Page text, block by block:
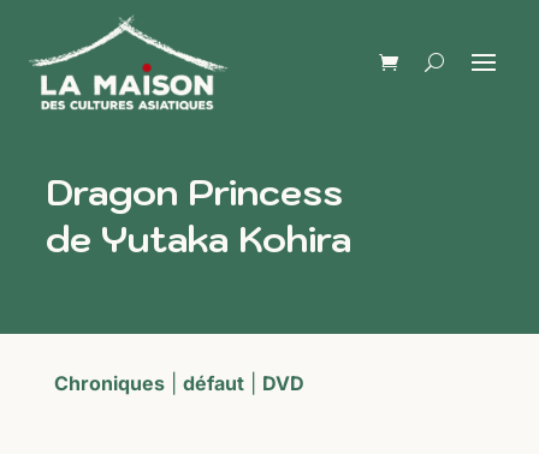
Dragon Princess
de Yutaka Kohira
Chroniques| défaut| DVD